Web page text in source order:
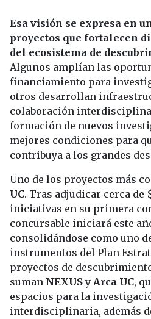
Esa visión se expresa en
proyectos que fortalecen
del ecosistema de
Algunos amplían las
financiamiento para
otros desarrollan
colaboración
formación de nuevos
mejores condiciones para
contribuya a los grandes
Uno de los proyectos más
UC. Tras adjudicar cerca de
iniciativas en su primera
concursable iniciará este
consolidándose como uno
instrumentos del Plan
proyectos de
suman NEXUSy Arca UC,
espacios para la
interdisciplinaria, además